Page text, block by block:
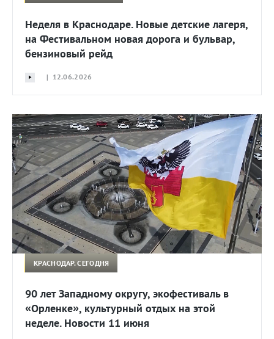
Неделя в Краснодаре. Новые детские лагеря,
на Фестивальном новая дорога и бульвар,
бензиновый рейд
| 12.06.2026
КРАСНОДАР. СЕГОДНЯ
90 лет Западному округу, экофестиваль в
«Орленке», культурный отдых на этой
неделе. Новости 11 июня